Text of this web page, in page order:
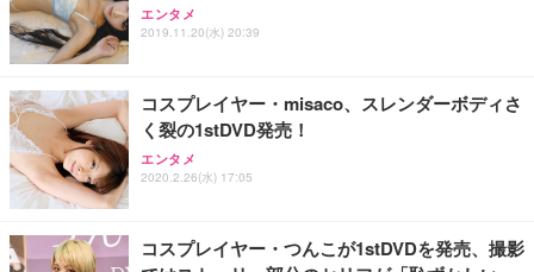
エンタメ
2019.11.20(水) 20:39
コスプレイヤー・misaco、スレンダーボディさ
く裂の1stDVD発売！
エンタメ
2020.2.26(水) 17:05
コスプレイヤー・つんこが1stDVDを発売、撮影